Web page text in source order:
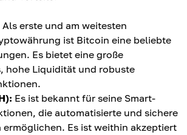
Als erste und am weitesten
ist Bitcoin eine beliebte
Es bietet eine große
hohe Liquidität und robuste
Es ist bekannt für seine Smart-
die automatisierte und sichere
ermöglichen. Es ist weithin akzeptiert